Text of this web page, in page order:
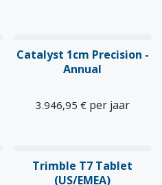
Catalyst 1cm Precision -
Annual
3.946,95 € per jaar
Trimble T7 Tablet
(US/EMEA)